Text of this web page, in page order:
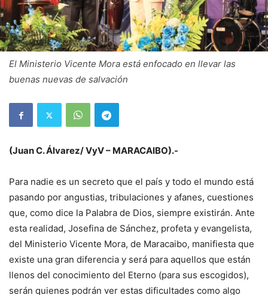
El Ministerio Vicente Mora está enfocado en llevar las
buenas nuevas de salvación
(Juan C. Álvarez/ VyV – MARACAIBO).-
Para nadie es un secreto que el país y todo el mundo está
pasando por angustias, tribulaciones y afanes, cuestiones
que, como dice la Palabra de Dios, siempre existirán. Ante
esta realidad, Josefina de Sánchez, profeta y evangelista,
del Ministerio Vicente Mora, de Maracaibo, manifiesta que
existe una gran diferencia y será para aquellos que están
llenos del conocimiento del Eterno (para sus escogidos),
serán quienes podrán ver estas dificultades como algo